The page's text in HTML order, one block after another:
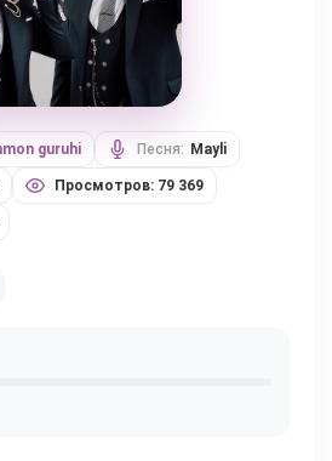
guruhi Песня: Mayli
Просмотров: 79 369